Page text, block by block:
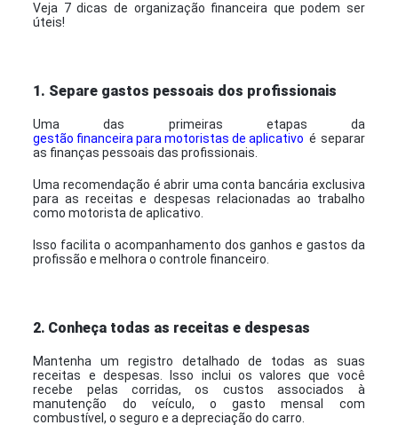
Veja 7 dicas de organização financeira que podem ser
úteis!
1. Separe gastos pessoais dos profissionais
Uma das primeiras etapas da
gestão financeira para motoristas de aplicativo é separar
as finanças pessoais das profissionais.
Uma recomendação é abrir uma conta bancária exclusiva
para as receitas e despesas relacionadas ao trabalho
como motorista de aplicativo.
Isso facilita o acompanhamento dos ganhos e gastos da
profissão e melhora o controle financeiro.
2. Conheça todas as receitas e despesas
Mantenha um registro detalhado de todas as suas
receitas e despesas. Isso inclui os valores que você
recebe pelas corridas, os custos associados à
manutenção do veículo, o gasto mensal com
combustível, o seguro e a depreciação do carro.